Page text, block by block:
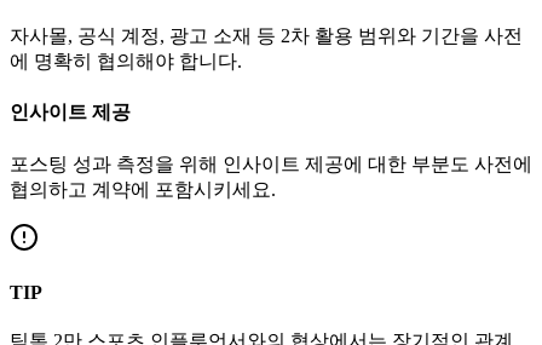
자사몰, 공식 계정, 광고 소재 등 2차 활용 범위와 기간을 사전
에 명확히 협의해야 합니다.
인사이트 제공
포스팅 성과 측정을 위해 인사이트 제공에 대한 부분도 사전에
협의하고 계약에 포함시키세요.
TIP